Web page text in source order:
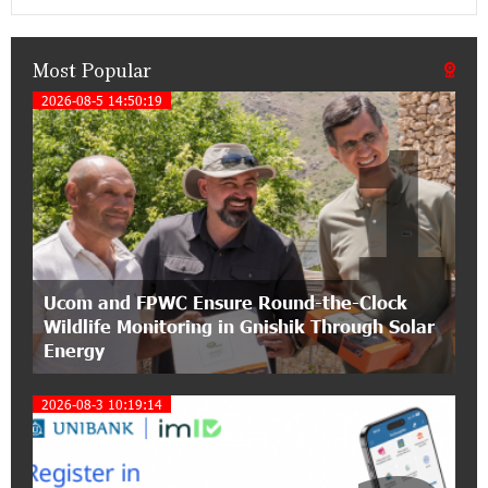
21:50:45 9-07-2026
IDBank warns of scam calls impersonating
pension funds
15:47:51 9-07-2026
A little corner of France in Hrazdan, with the
partnership of Converse SME
17:31:55 8-07-2026
Idram is the general partner of the "Towards
Conscious Parenting 2026" annual conference
Polytechnic University Graduation Ceremony
Held with the Support of Unibank
Most Popular
2026-08-5 14:50:19
Ucom and FPWC Ensure Round-the-Clock
Wildlife Monitoring in Gnishik Through Solar
Energy
1
2026-08-3 10:19:14